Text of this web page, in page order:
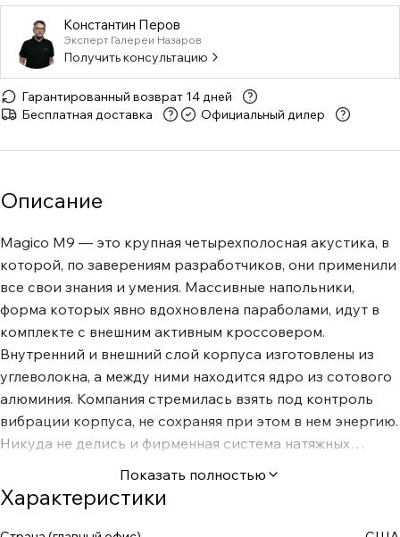
Константин Перов
Эксперт Галереи Назаров
Получить консультацию
Гарантированный возврат 14 дней
Бесплатная доставка
Официальный дилер
Описание
Magico M9 — это крупная четырехполосная акустика, в
которой, по заверениям разработчиков, они применили
все свои знания и умения. Массивные напольники,
форма которых явно вдохновлена параболами, идут в
комплекте с внешним активным кроссовером.
Внутренний и внешний слой корпуса изготовлены из
углеволокна, а между ними находится ядро из сотового
алюминия. Компания стремилась взять под контроль
вибрации корпуса, не сохраняя при этом в нем энергию.
Никуда не делись и фирменная система натяжных
распорок Magico, и фронтальная панель из
авиационного алюминия, и демпфирование
материалами, используемыми в аэрокосмической
отрасли. Форму корпуса подбирали так, чтобы
Показать полностью
Характеристики